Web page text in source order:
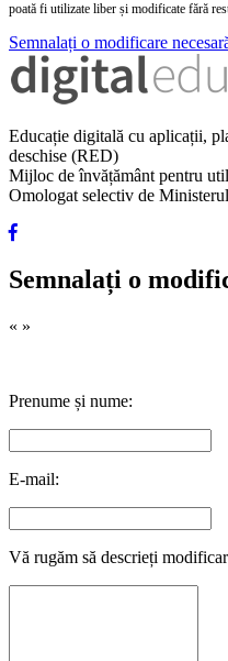
poată fi utilizate liber și modificate fără
Semnalați o modificare
Educație digitală cu aplicații,
deschise (RED)
Mijloc de învățământ pentru
Omologat selectiv de
Semnalați o
« »
Prenume și nume:
E-mail:
Vă rugăm să descrieți